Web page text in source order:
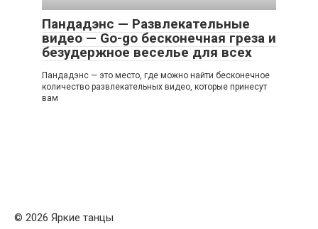
Пандадэнс — Развлекательные
видео — Go-go бесконечная греза и
безудержное веселье для всех
Пандадэнс — это место, где можно найти бесконечное
количество развлекательных видео, которые принесут
вам
© 2026 Яркие танцы